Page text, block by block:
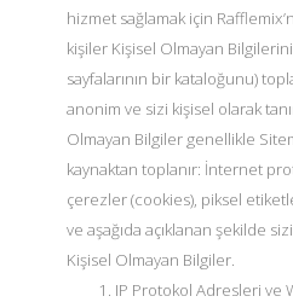
hizmet sağlamak için
kişiler Kişisel Olmayan
sayfalarının bir kataloğunu)
anonim ve sizi kişisel olarak
Olmayan Bilgiler genellikle
kaynaktan toplanır: İnternet
çerezler (cookies), piksel
ve aşağıda açıklanan şekilde
Kişisel Olmayan Bilgiler.
IP Protokol Adresleri ve